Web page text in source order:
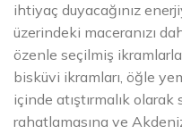
ihtiyaç duyacağınız
üzerindeki maceranızı
özenle seçilmiş
bisküvi ikramları, öğle
içinde atıştırmalık
rahatlamasına ve